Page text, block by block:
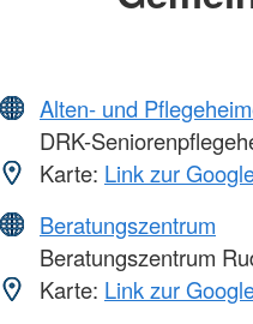
Alten- und
DRK-
Karte: Link zur
Beratungszentrum
Beratungszentrum
Karte: Link zur